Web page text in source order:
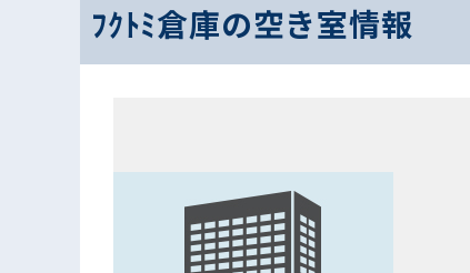
ﾌｸﾄﾐ倉庫の空き室情報